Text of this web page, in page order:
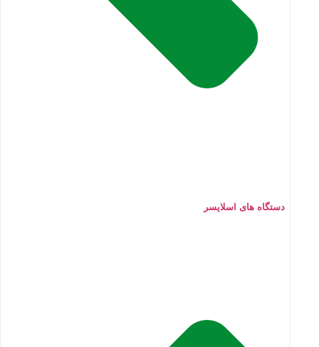
دستگاه های اسلایسر